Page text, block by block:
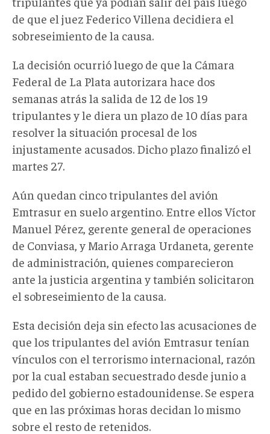
de que el juez Federico Villena decidiera el
sobreseimiento de la causa.
La decisión ocurrió luego de que la Cámara
Federal de La Plata autorizara hace dos
semanas atrás la salida de 12 de los 19
tripulantes y le diera un plazo de 10 días para
resolver la situación procesal de los
injustamente acusados. Dicho plazo finalizó el
martes 27.
Aún quedan cinco tripulantes del avión
Emtrasur en suelo argentino. Entre ellos Víctor
Manuel Pérez, gerente general de operaciones
de Conviasa, y Mario Arraga Urdaneta, gerente
de administración, quienes comparecieron
ante la justicia argentina y también solicitaron
el sobreseimiento de la causa.
Esta decisión deja sin efecto las acusaciones de
que los tripulantes del avión Emtrasur tenían
vínculos con el terrorismo internacional, razón
por la cual estaban secuestrado desde junio a
pedido del gobierno estadounidense. Se espera
que en las próximas horas decidan lo mismo
sobre el resto de retenidos.